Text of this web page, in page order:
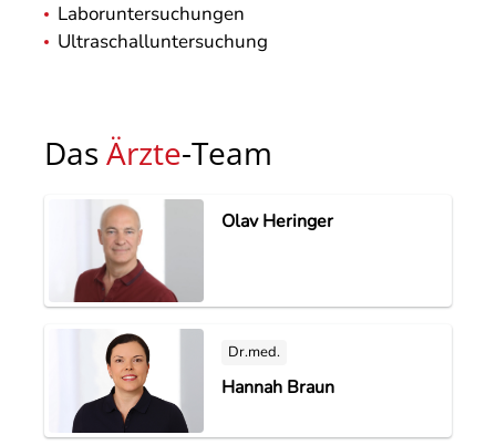
Laboruntersuchungen
Ultraschalluntersuchung
Das Ärzte-Team
Olav Heringer
Dr.med.
Hannah Braun